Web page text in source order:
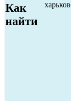
Как
найти